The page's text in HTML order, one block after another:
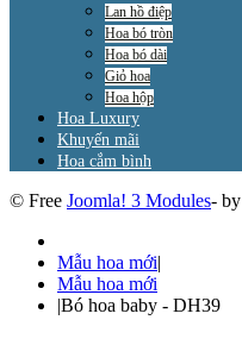
Lan hồ điệp
Hoa bó tròn
Hoa bó dài
Giỏ hoa
Hoa hộp
Hoa Luxury
Khuyến mãi
Hoa cắm bình
© Free Joomla! 3 Modules- by
Mẫu hoa mới|
Mẫu hoa mới
|Bó hoa baby - DH39